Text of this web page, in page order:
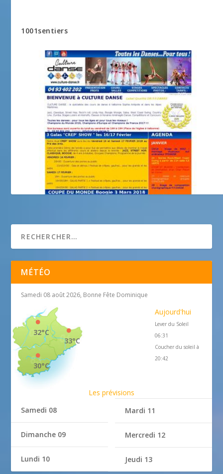
1001sentiers
MÉTÉO
Samedi 08 août 2026, Bonne Fête Dominique
33°C
32°C
30°C
Aujourd'hui
Lever du Soleil
06:31
Coucher du soleil à
20:42
Les prévisions
Samedi 08
Dimanche 09
Lundi 10
Mardi 11
Mercredi 12
Jeudi 13